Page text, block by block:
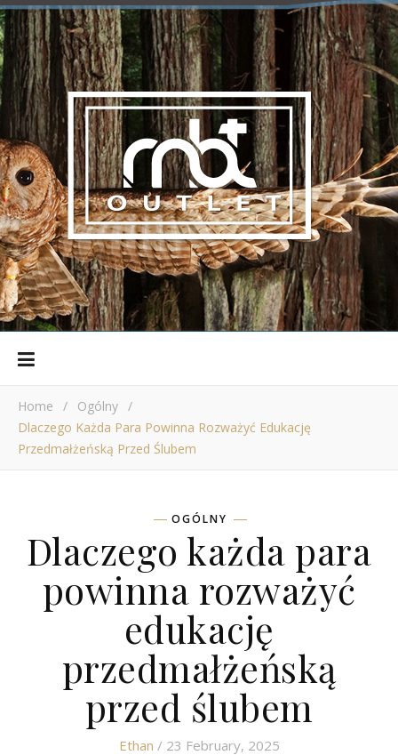
Home / Ogólny /
Dlaczego Każda Para Powinna Rozważyć Edukację
Przedmałżeńską Przed Ślubem
OGÓLNY
Dlaczego każda para
powinna rozważyć
edukację
przedmałżeńską
przed ślubem
Ethan / 23 February, 2025